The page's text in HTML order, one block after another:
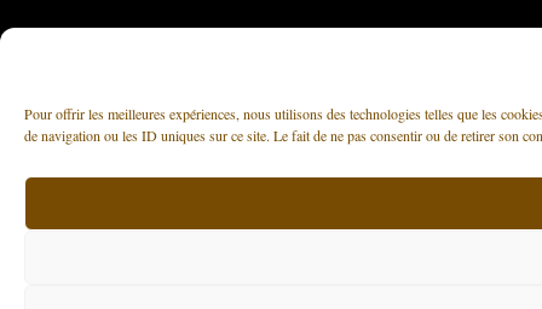
Pour offrir les meilleures expériences, nous utilisons des technologies telles que les
de navigation ou les ID uniques sur ce site. Le fait de ne pas consentir ou de retirer son